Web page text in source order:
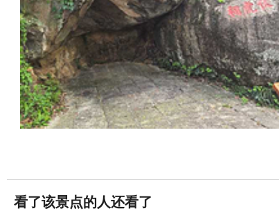
看了该景点的人还看了